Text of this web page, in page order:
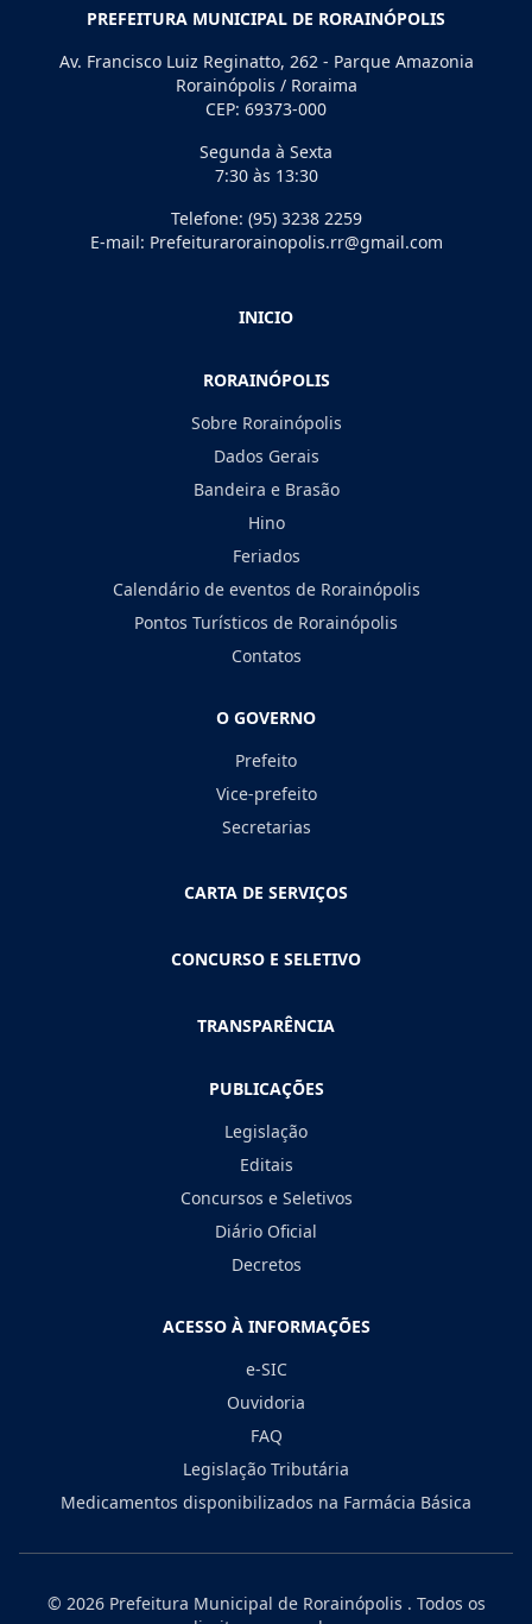
PREFEITURA MUNICIPAL DE RORAINÓPOLIS
Av. Francisco Luiz Reginatto, 262 - Parque Amazonia
Rorainópolis / Roraima
CEP: 69373-000
Segunda à Sexta
7:30 às 13:30
Telefone: (95) 3238 2259
E-mail: Prefeiturarorainopolis.rr@gmail.com
INICIO
RORAINÓPOLIS
Sobre Rorainópolis
Dados Gerais
Bandeira e Brasão
Hino
Feriados
Calendário de eventos de Rorainópolis
Pontos Turísticos de Rorainópolis
Contatos
O GOVERNO
Prefeito
Vice-prefeito
Secretarias
CARTA DE SERVIÇOS
CONCURSO E SELETIVO
TRANSPARÊNCIA
PUBLICAÇÕES
Legislação
Editais
Concursos e Seletivos
Diário Oficial
Decretos
ACESSO À INFORMAÇÕES
e-SIC
Ouvidoria
FAQ
Legislação Tributária
Medicamentos disponibilizados na Farmácia Básica
© 2026 Prefeitura Municipal de Rorainópolis . Todos os